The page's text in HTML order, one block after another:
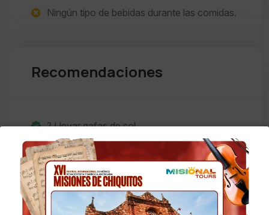
Ningún tipo de bebidas durante las comidas.
Recomendaciones
? Llevar gafas de sol.
? Protector solar.
? Gorra o sombre.
? Ropa cómoda y abrigada.